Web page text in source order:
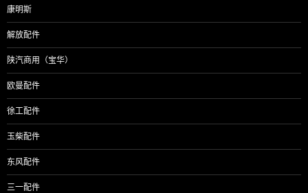
康明斯
解放配件
陕汽商用（宝华）
欧曼配件
徐工配件
玉柴配件
东风配件
三一配件